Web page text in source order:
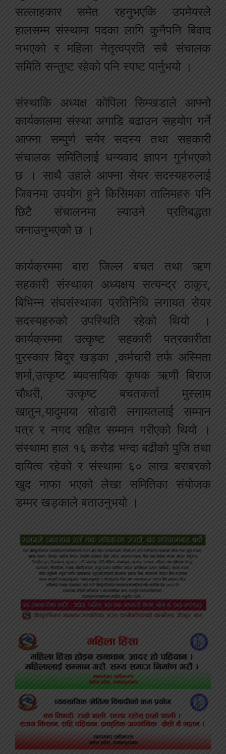
सल्लाहकार समेत रहनुभएकि उपमेयरले
हालसम्म संस्थामा पदका लागि कुनैपनि बिवाद
नभएको र महिला नेतृत्वप्रति सबै संचालक
समिति सन्तुष्ट रहेको पनि स्पष्ट पार्नुभयो ।
संस्थाकि अध्यक्ष कोपिला सिम्खडाले आफ्नो
कार्यकालमा संस्था अगाडि बढाउन सहयोग गर्ने
आफ्ना सम्पुर्ण सयेर सदस्य तथा सहकारी
संचालक समितिलाई धन्यवाद ज्ञापन गुर्नभएको
छ । साथै उहाले आफ्ना सेयर सदस्यहरुलाई
जिवनमा उपयोग हुने किसिमका तालिमहरु पनि
छिटै संचालनमा ल्याउने प्रतिबद्धता
जनाउनुभएको छ ।
कार्यक्रममा बारा जिल्ल बचत तथा ऋण
सहकारी संस्थाका अध्यक्षय सत्यन्द्र ठाकुर,
बिभिन्न संघसंस्थाका प्रतिनिधि लगायत सेयर
सदस्यहरुको उपस्थिति रहेको थियो ।
कार्यक्रममा उत्कृष्ट सहकारी पत्रकारीता
पुरस्कार बिदुर खड्का ,कर्मचारी तर्फ अस्मिता
शर्मा,उत्कृष्ट ब्यवसायिक कृषक ऋणी बिराज
चौधरी, उत्कृष्ट बचतकर्ता मुस्लाम
खातुन,यादुमाया सोडारी लगायतलाई सम्मान
पत्र र नगद सहित सम्मान गरीएको थियो ।
संस्थामा हाल १६ करोड भन्दा बढीको पुजि तथा
दायित्व रहेको र संस्थामा ६० लाख बराबरको
खुद नाफा भएको लेखा समितिका संयोजक
डम्मर खड्काले बताउनुभयो ।